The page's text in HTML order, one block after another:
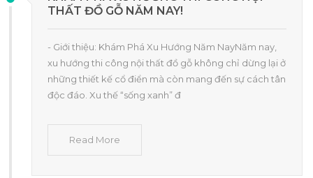
THẤT ĐỒ GỖ NĂM NAY!
- Giới thiệu: Khám Phá Xu Hướng Năm NayNăm nay,
xu hướng thi công nội thất đồ gỗ không chỉ dừng lại ở
những thiết kế cổ điển mà còn mang đến sự cách tân
độc đáo. Xu thế “sống xanh” đ
Read More